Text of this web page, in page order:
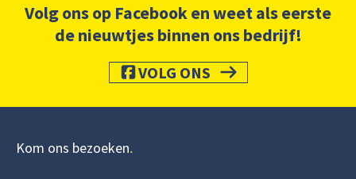
Volg ons op Facebook en weet als eerste
de nieuwtjes binnen ons bedrijf!
VOLG ONS
Kom ons bezoeken